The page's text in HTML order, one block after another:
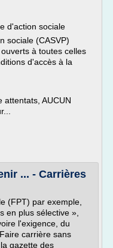
d'action sociale
sociale (CASVP)
à toutes celles
d'accès à la
attentats, AUCUN
... - Carrières
(FPT) par exemple,
en plus sélective »,
l'exigence, du
carrière sans
gazette des